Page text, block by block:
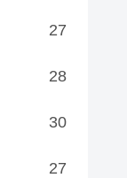
27
28
30
27